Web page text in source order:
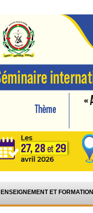
ENSEIGNEMENT ET FORMATION